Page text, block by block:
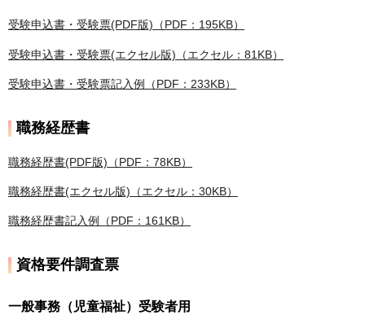
受験申込書・受験票(PDF版)（PDF：195KB）
受験申込書・受験票(エクセル版)（エクセル：81KB）
受験申込書・受験票記入例（PDF：233KB）
職務経歴書
職務経歴書(PDF版)（PDF：78KB）
職務経歴書(エクセル版)（エクセル：30KB）
職務経歴書記入例（PDF：161KB）
資格要件調査票
一般事務（児童福祉）受験者用